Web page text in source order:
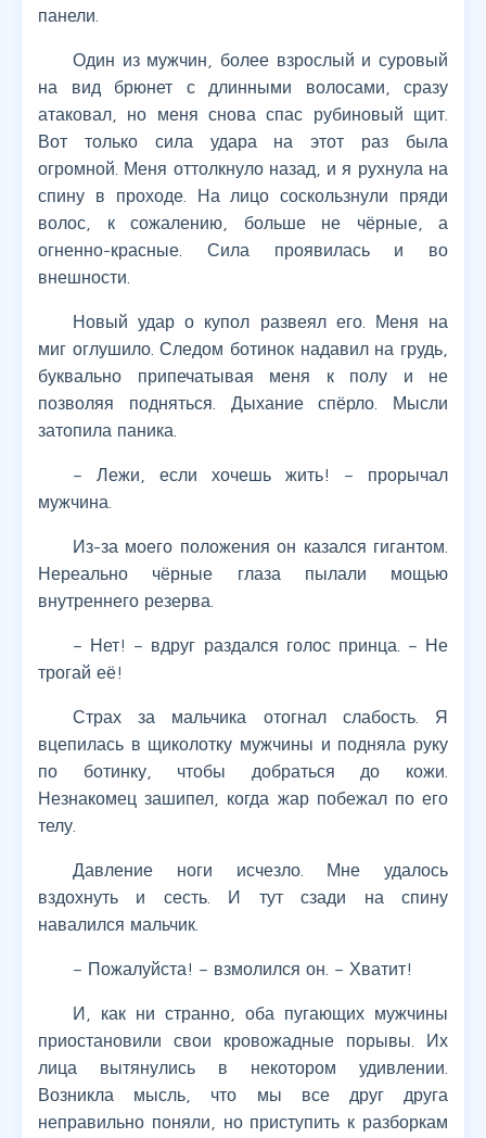
панели.
Один из мужчин, более взрослый и суровый
на вид брюнет с длинными волосами, сразу
атаковал, но меня снова спас рубиновый щит.
Вот только сила удара на этот раз была
огромной. Меня оттолкнуло назад, и я рухнула на
спину в проходе. На лицо соскользнули пряди
волос, к сожалению, больше не чёрные, а
огненно-красные. Сила проявилась и во
внешности.
Новый удар о купол развеял его. Меня на
миг оглушило. Следом ботинок надавил на грудь,
буквально припечатывая меня к полу и не
позволяя подняться. Дыхание спёрло. Мысли
затопила паника.
– Лежи, если хочешь жить! – прорычал
мужчина.
Из-за моего положения он казался гигантом.
Нереально чёрные глаза пылали мощью
внутреннего резерва.
– Нет! – вдруг раздался голос принца. – Не
трогай её!
Страх за мальчика отогнал слабость. Я
вцепилась в щиколотку мужчины и подняла руку
по ботинку, чтобы добраться до кожи.
Незнакомец зашипел, когда жар побежал по его
телу.
Давление ноги исчезло. Мне удалось
вздохнуть и сесть. И тут сзади на спину
навалился мальчик.
– Пожалуйста! – взмолился он. – Хватит!
И, как ни странно, оба пугающих мужчины
приостановили свои кровожадные порывы. Их
лица вытянулись в некотором удивлении.
Возникла мысль, что мы все друг друга
неправильно поняли, но приступить к разборкам